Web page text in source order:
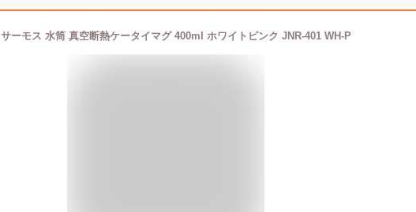
サーモス 水筒 真空断熱ケータイマグ 400ml ホワイトピンク JNR-401 WH-P